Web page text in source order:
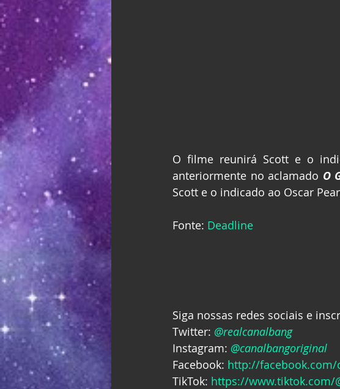
O filme reunirá Scott e o
anteriormente no aclamado O
Scott e o indicado ao Oscar
Fonte: Deadline
Siga nossas redes sociais e
Twitter: @realcanalbang
Instagram: @canalbangoriginal
Facebook: http://facebook.com/
TikTok: https://www.tiktok.com/